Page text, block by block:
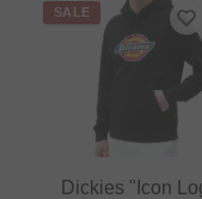
SALE
Dickies "Icon